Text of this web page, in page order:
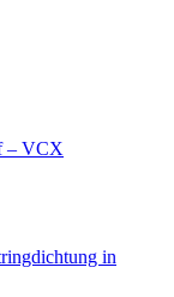
– VCX
in